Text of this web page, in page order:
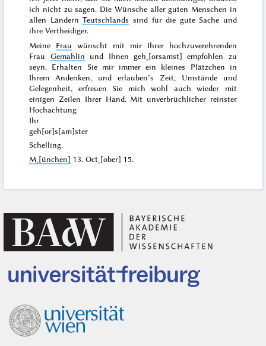
ich nicht zu sagen. Die Wünsche aller guten Menschen in
allen LändernTeutschlands sind für die gute Sache und
ihre Vertheidiger.
Meine Frau wünscht mit mir Ihrer hochzuverehrenden
Frau Gemahlin und Ihnen geh˖[orsamst] empfohlen zu
seyn. Erhalten Sie mir immer ein kleines Plätzchen in
Ihrem Andenken, und erlauben’s Zeit, Umstände und
Gelegenheit, erfreuen Sie mich wohl auch wieder mit
einigen Zeilen Ihrer Hand. Mit unverbrüchlicher reinster
Hochachtung
Ihr
geh[or]s[am]ster
Schelling.
M˖[ünchen] 13. Oct˖[ober] 15.